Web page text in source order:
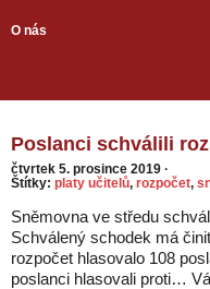
O nás
Poslanci schválili
čtvrtek 5. prosince 2019 ·
Štítky: platy učitelů, rozpočet,
Sněmovna ve středu
Schválený schodek má
rozpočet hlasovalo 108
poslanci hlasovali proti…